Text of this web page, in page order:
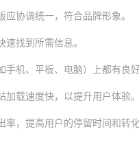
协调统一，符合品牌形象。
找到所需信息。
机、平板、电脑）上都有良好
载速度快，以提升用户体验。
，提高用户的停留时间和转化